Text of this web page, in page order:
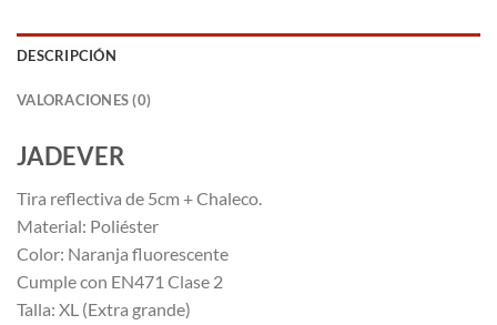
DESCRIPCIÓN
VALORACIONES (0)
JADEVER
Tira reflectiva de 5cm + Chaleco.
Material: Poliéster
Color: Naranja fluorescente
Cumple con EN471 Clase 2
Talla: XL (Extra grande)